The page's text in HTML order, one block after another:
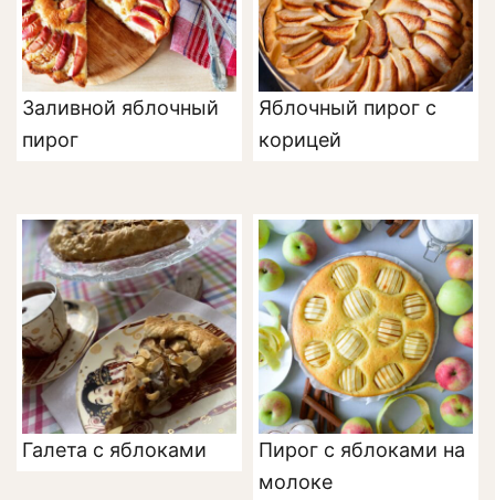
Заливной яблочный
пирог
Яблочный пирог с
корицей
Галета с яблоками
Пирог с яблоками на
молоке